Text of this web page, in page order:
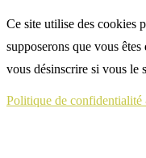
Ce site utilise des cookies
supposerons que vous
vous désinscrire si vous le
Politique de confidentialité